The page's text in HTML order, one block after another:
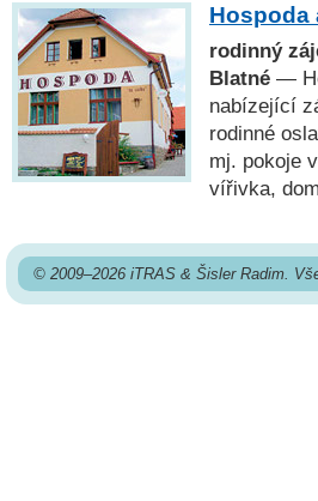
Hospoda
rodinný
Blatné —
nabízející
rodinné
mj. pokoje
vířivka,
© 2009–2026 iTRAS & Šisler Radim.